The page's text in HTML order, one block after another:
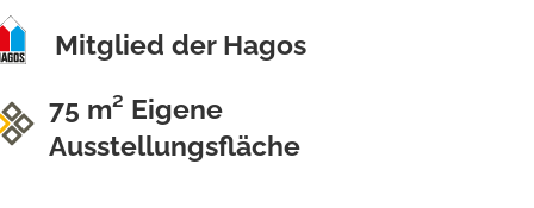
Mitglied der Hagos
75 m² Eigene
Ausstellungsfläche